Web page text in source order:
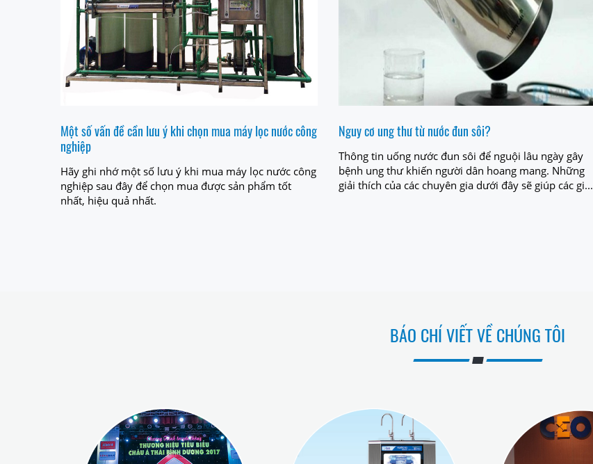
Một số vấn đề cần lưu ý khi chọn mua máy lọc nước công
nghiệp
Hãy ghi nhớ một số lưu ý khi mua máy lọc nước công
nghiệp sau đây để chọn mua được sản phẩm tốt
nhất, hiệu quả nhất.
Nguy cơ ung thư từ nước đun sôi?
Thông tin uống nước đun sôi để nguội lâu ngày gây
bệnh ung thư khiến người dân hoang mang. Những
giải thích của các chuyên gia dưới đây sẽ giúp các gi...
BÁO CHÍ VIẾT VỀ CHÚNG TÔI